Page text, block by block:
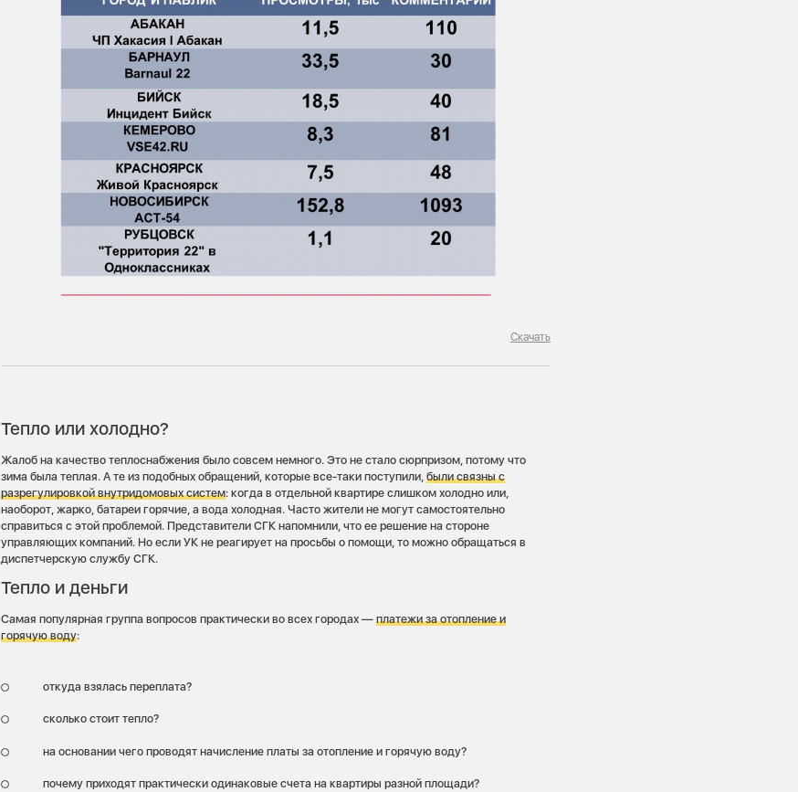
Скачать
Тепло или холодно?
Жалоб на качество теплоснабжения было совсем немного. Это не стало сюрпризом, потому что
зима была теплая. А те из подобных обращений, которые все-таки поступили,были связны с
разрегулировкой внутридомовых систем: когда в отдельной квартире слишком холодно или,
наоборот, жарко, батареи горячие, а вода холодная. Часто жители не могут самостоятельно
справиться с этой проблемой. Представители СГК напомнили, что ее решение на стороне
управляющих компаний. Но если УК не реагирует на просьбы о помощи, то можно обращаться в
диспетчерскую службу СГК.
Тепло и деньги
Самая популярная группа вопросов практически во всех городах —платежи за отопление и
горячую воду:
откуда взялась переплата?
сколько стоит тепло?
на основании чего проводят начисление платы за отопление и горячую воду?
почему приходят практически одинаковые счета на квартиры разной площади?